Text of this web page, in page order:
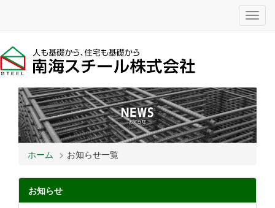
ホーム お知らせ一覧
お知らせ